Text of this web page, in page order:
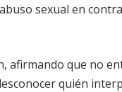
sexual en
afirmando que no
quién